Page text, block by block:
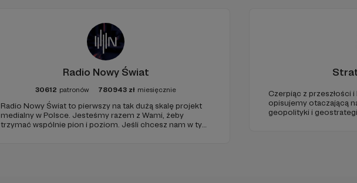
Radio Nowy Świat
30612 patronów 780943 zł miesięcznie
Radio Nowy Świat to pierwszy na tak dużą skalę projekt
medialny w Polsce. Jesteśmy razem z Wami, żeby
trzymać wspólnie pion i poziom. Jeśli chcesz nam w tym
Czerpiąc z przeszłości
opisujemy otaczającą
geopolityki i